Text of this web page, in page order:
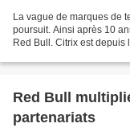
La vague de marques de
poursuit. Ainsi après 10
Red Bull. Citrix est depuis
Red Bull
partenariats